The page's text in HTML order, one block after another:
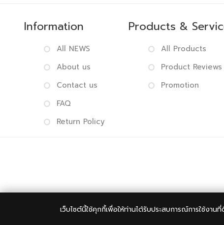
Information
All NEWS
About us
Contact us
FAQ
Return Policy
Products &
All Products
Product Reviews
Promotion
เว็บไซต์นี้ใช้คุกกี้เพื่อให้ท่านได้รับประสบการณ์การใช้งาน